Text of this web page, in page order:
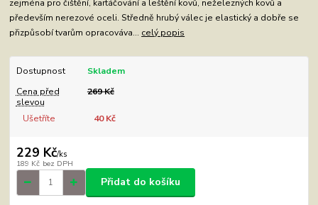
zejména pro čištění, kartáčování a leštění kovů, neželezných kovů a
především nerezové oceli. Středně hrubý válec je elastický a dobře se
přizpůsobí tvarům opracováva... celý popis
Dostupnost
Skladem
Cena před
slevou
269 Kč
Ušetříte 40 Kč
229 Kč/ks
189 Kč bez DPH
Přidat do košíku